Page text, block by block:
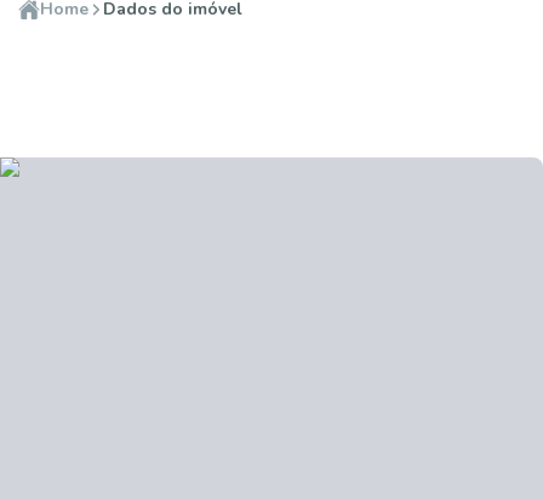
Home Dados do imóvel